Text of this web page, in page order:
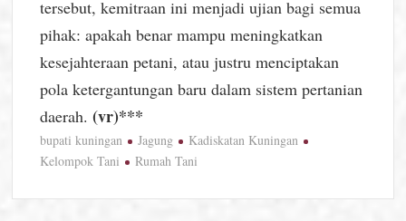
tersebut, kemitraan ini menjadi ujian bagi semua
pihak: apakah benar mampu meningkatkan
kesejahteraan petani, atau justru menciptakan
pola ketergantungan baru dalam sistem pertanian
daerah.(vr)***
bupati kuningan Jagung
Kadiskatan Kuningan
Kelompok Tani
Rumah Tani